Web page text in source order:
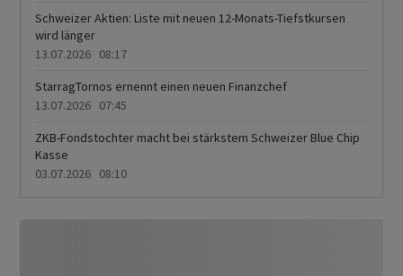
Schweizer Aktien: Liste mit neuen 12-Monats-Tiefstkursen
wird länger
13.07.2026 08:17
StarragTornos ernennt einen neuen Finanzchef
13.07.2026 07:45
ZKB-Fondstochter macht bei stärkstem Schweizer Blue Chip
Kasse
03.07.2026 08:10